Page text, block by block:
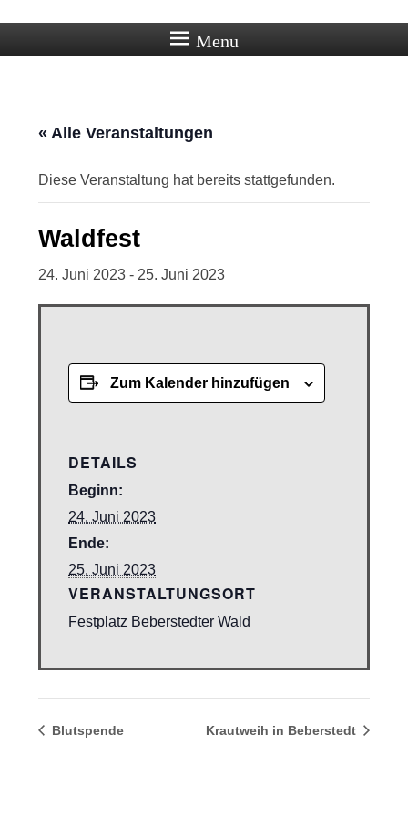
Menu
« Alle Veranstaltungen
Diese Veranstaltung hat bereits stattgefunden.
Waldfest
24. Juni 2023 - 25. Juni 2023
Zum Kalender hinzufügen
DETAILS
Beginn:
24. Juni 2023
Ende:
25. Juni 2023
VERANSTALTUNGSORT
Festplatz Beberstedter Wald
Blutspende Krautweih in Beberstedt